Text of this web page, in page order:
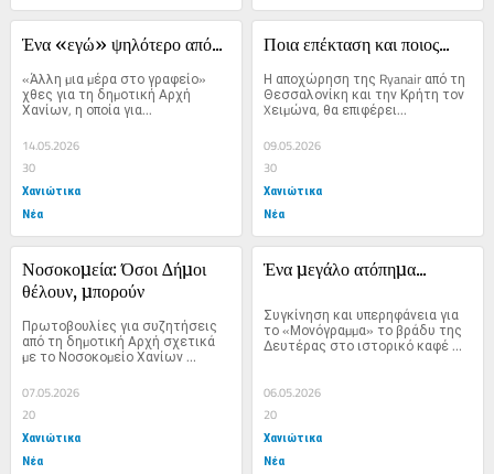
Ένα «εγώ» ψηλότερο από...
«Άλλη µια µέρα στο γραφείο»
χθες για τη δηµοτική Αρχή
Χανίων, η οποία για...
14.05.2026
30
Χανιώτικα
Νέα
Ποια επέκταση και ποιος...
Η αποχώρηση της Ryanair από τη
Θεσσαλονίκη και την Κρήτη τον
Xειµώνα, θα επιφέρει...
09.05.2026
30
Χανιώτικα
Νέα
Νοσοκοµεία: Όσοι ∆ήµοι
θέλουν, µπορούν
Πρωτοβουλίες για συζητήσεις
από τη δηµοτική Αρχή σχετικά
µε το Νοσοκοµείο Χανίων
ανακοινώθηκαν πρόσφατα,...
07.05.2026
20
Χανιώτικα
Νέα
Ένα µεγάλο ατόπηµα...
Συγκίνηση και υπερηφάνεια για
το «Μονόγραµµα» το βράδυ της
∆ευτέρας στο ιστορικό καφέ
«Κήπος»...
06.05.2026
20
Χανιώτικα
Νέα